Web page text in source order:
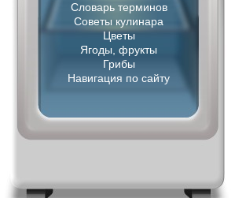
Словарь терминов
Советы кулинара
Цветы
Ягоды, фрукты
Грибы
Навигация по сайту